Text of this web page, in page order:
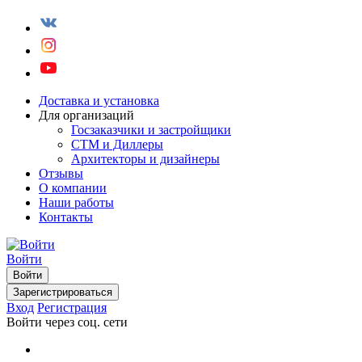
Доставка и установка
Для организаций
Госзаказчики и застройщики
СТМ и Диллеры
Архитекторы и дизайнеры
Отзывы
О компании
Наши работы
Контакты
Войти
Войти
Зарегистрироваться
Вход Регистрация
Войти через соц. сети